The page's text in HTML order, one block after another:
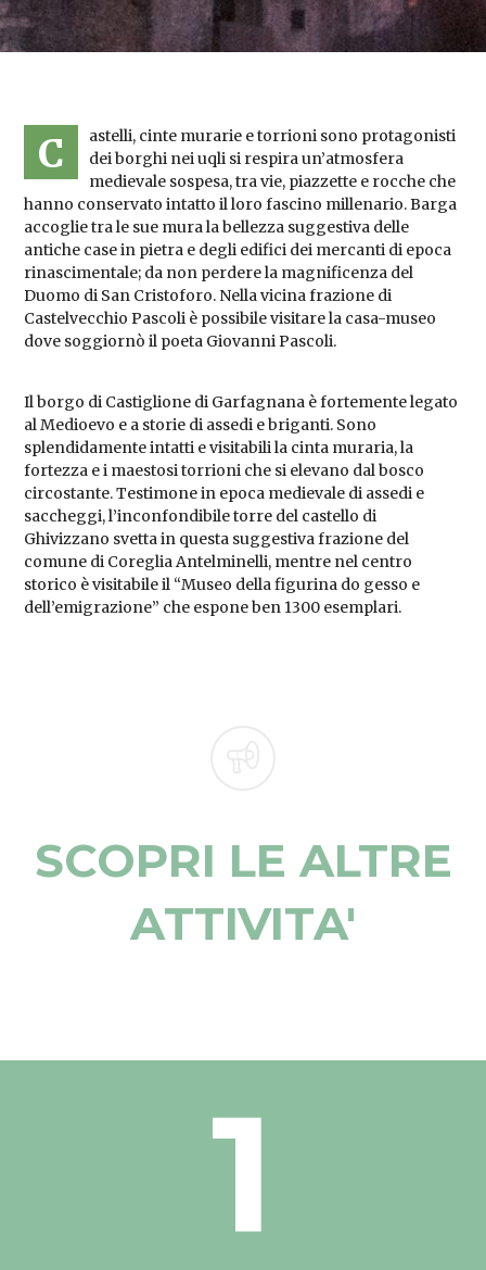
C
astelli, cinte murarie e torrioni sono protagonisti
dei borghi nei uqli si respira un’atmosfera
medievale sospesa, tra vie, piazzette e rocche che
hanno conservato intatto il loro fascino millenario. Barga
accoglie tra le sue mura la bellezza suggestiva delle
antiche case in pietra e degli edifici dei mercanti di epoca
rinascimentale; da non perdere la magnificenza del
Duomo di San Cristoforo. Nella vicina frazione di
Castelvecchio Pascoli è possibile visitare la casa-museo
dove soggiornò il poeta Giovanni Pascoli.
Il borgo di Castiglione di Garfagnana è fortemente legato
al Medioevo e a storie di assedi e briganti. Sono
splendidamente intatti e visitabili la cinta muraria, la
fortezza e i maestosi torrioni che si elevano dal bosco
circostante. Testimone in epoca medievale di assedi e
saccheggi, l’inconfondibile torre del castello di
Ghivizzano svetta in questa suggestiva frazione del
comune di Coreglia Antelminelli, mentre nel centro
storico è visitabile il “Museo della figurina do gesso e
dell’emigrazione” che espone ben 1300 esemplari.
SCOPRI LE ALTRE
ATTIVITA'
1